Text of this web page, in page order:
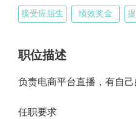
接受应届生 绩效奖金
职位描述
负责电商平台直播，有自己
任职要求